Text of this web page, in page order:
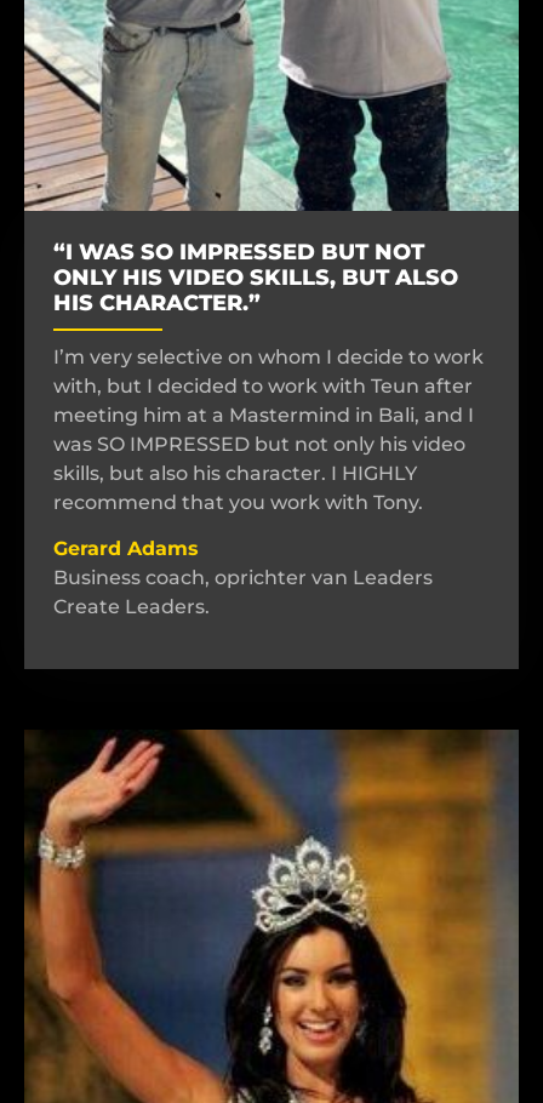
“I WAS SO IMPRESSED BUT NOT
ONLY HIS VIDEO SKILLS, BUT ALSO
HIS CHARACTER.”
I’m very selective on whom I decide to work
with, but I decided to work with Teun after
meeting him at a Mastermind in Bali, and I
was SO IMPRESSED but not only his video
skills, but also his character. I HIGHLY
recommend that you work with Tony.
Gerard Adams
Business coach, oprichter van Leaders
Create Leaders.